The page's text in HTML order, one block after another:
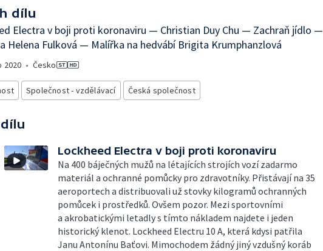
dílu
Electra v boji proti koronaviru — Christian Duy Chu — Zachraň jídlo —
Helena Fulková — Malířka na hedvábí Brigita Krumphanzlová
2020 • Česko
Společnost - vzdělávací Česká společnost
Lockheed Electra v boji proti koronaviru
Na 400 báječných mužů na létajících strojích vozí zadarmo
materiál a ochranné pomůcky pro zdravotníky. Přistávají na 35
aeroportech a distribuovali už stovky kilogramů ochranných
pomůcek i prostředků. Ovšem pozor. Mezi sportovními
a akrobatickými letadly s tímto nákladem najdete i jeden
historický klenot. Lockheed Electru 10 A, která kdysi patřila
Janu Antonínu Baťovi. Mimochodem žádný jiný vzdušný koráb